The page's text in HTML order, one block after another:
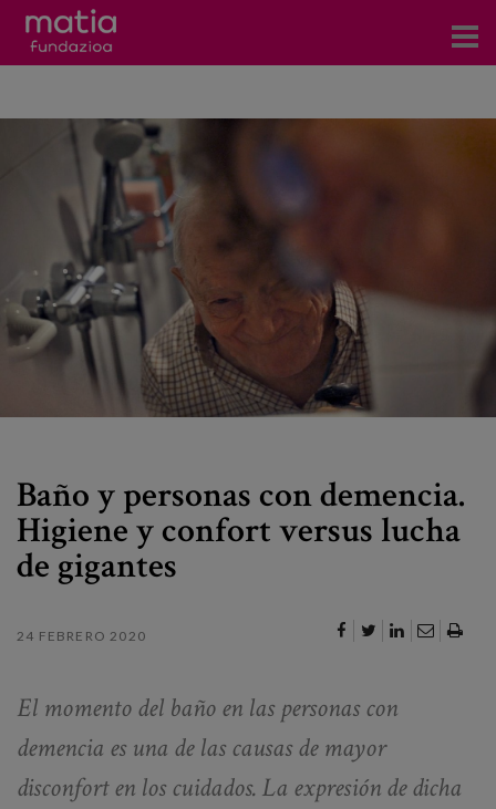
Contacto
Noticias
Blog
Canal de denuncias
es
Baño y personas con demencia.
Higiene y confort versus lucha
de gigantes
24 FEBRERO 2020
El momento del baño en las personas con
demencia es una de las causas de mayor
disconfort en los cuidados. La expresión de dicha